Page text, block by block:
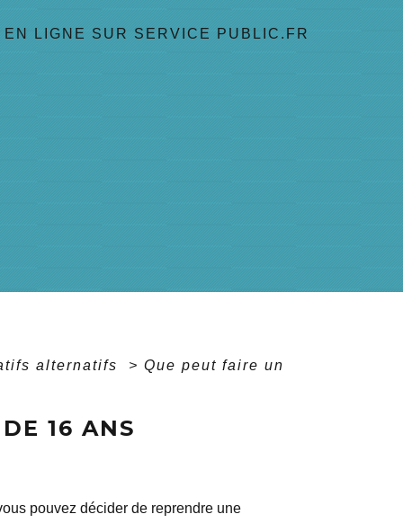
EN LIGNE SUR SERVICE PUBLIC.FR
alternatifs > Que peut faire un
16 ANS
pouvez décider de reprendre une